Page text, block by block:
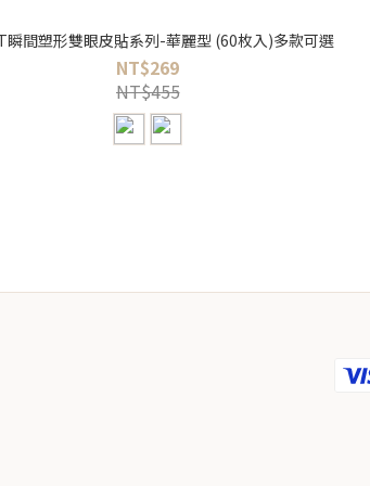
瞬間塑形雙眼皮貼系列-華麗型 (60枚入)多款可選
NT$269
NT$455